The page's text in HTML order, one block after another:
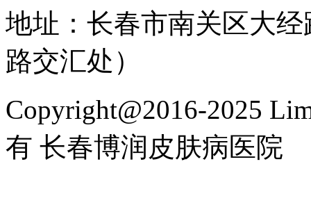
地址：长春市南关区大
路交汇处）
Copyright@2016-2025
有 长春博润皮肤病医院